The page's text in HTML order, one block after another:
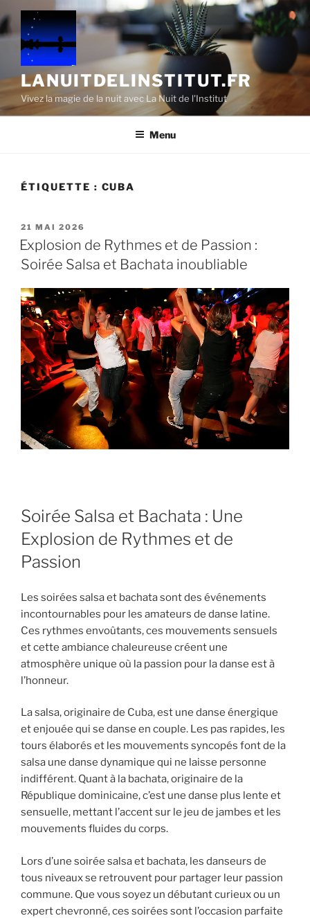
Aller
au
contenu
principal
LANUITDELINSTITUT.FR
Vivez la magie de la nuit avec La Nuit de l'Institut
Menu
ÉTIQUETTE : CUBA
PUBLIÉ
LE
21 MAI 2026
Explosion de Rythmes et de Passion :
Soirée Salsa et Bachata inoubliable
Soirée Salsa et Bachata : Une
Explosion de Rythmes et de
Passion
Les soirées salsa et bachata sont des événements
incontournables pour les amateurs de danse latine.
Ces rythmes envoûtants, ces mouvements sensuels
et cette ambiance chaleureuse créent une
atmosphère unique où la passion pour la danse est à
l’honneur.
La salsa, originaire de Cuba, est une danse énergique
et enjouée qui se danse en couple. Les pas rapides, les
tours élaborés et les mouvements syncopés font de la
salsa une danse dynamique qui ne laisse personne
indifférent. Quant à la bachata, originaire de la
République dominicaine, c’est une danse plus lente et
sensuelle, mettant l’accent sur le jeu de jambes et les
mouvements fluides du corps.
Lors d’une soirée salsa et bachata, les danseurs de
tous niveaux se retrouvent pour partager leur passion
commune. Que vous soyez un débutant curieux ou un
expert chevronné, ces soirées sont l’occasion parfaite